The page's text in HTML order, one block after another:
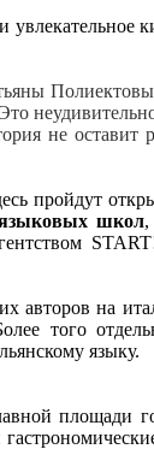
не
пройдут
языковых школ,
авторов на
того
языку.
площади